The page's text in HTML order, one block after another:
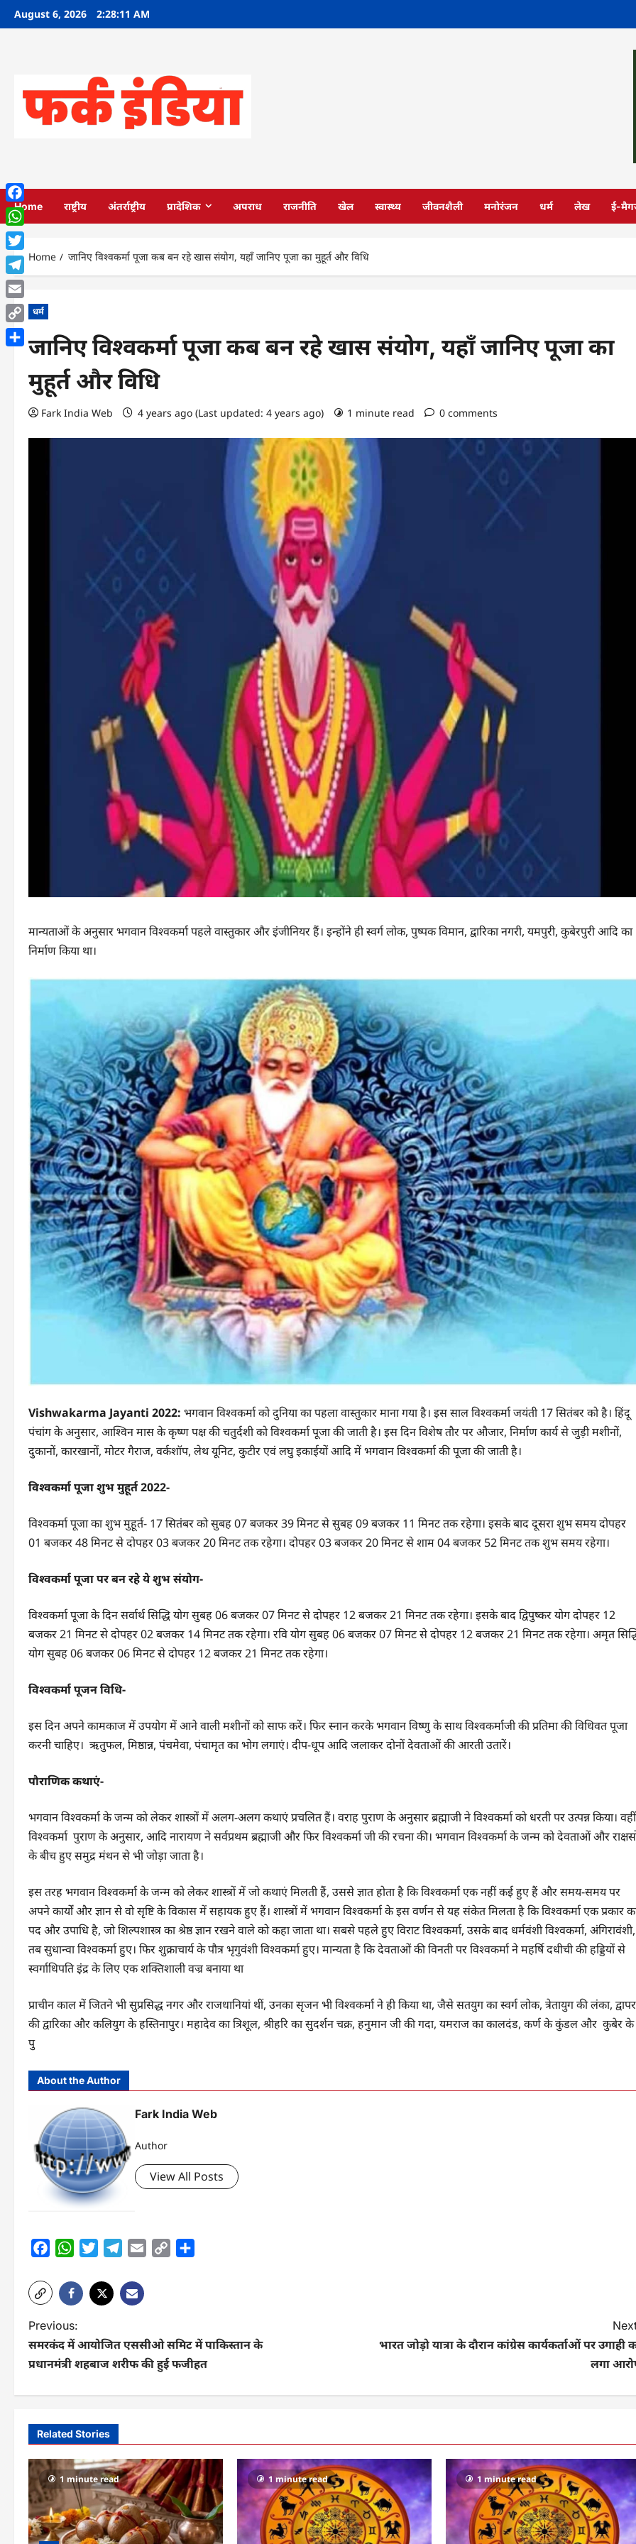
SkipAugust 6, 2026 2:28:13 AM
Home राष्ट्रीय अंतर्राष्ट्रीय प्रादेशिक अपराध राजनीति खेल स्वास्थ्य जीवनशैली मनोरंजन धर्म लेख ई-
Home जानिए विश्वकर्मा पूजा कब बन रहे खास संयोग, यहाँ जानिए पूजा का मुहूर्त और विधि
धर्म
जानिए विश्वकर्मा पूजा कब बन रहे खास संयोग, यहाँ जानिए पूजा का
मुहूर्त और विधि
Fark India Web 4 years ago (Last updated: 4 years ago) 1 minute read 0 comments
मान्यताओं के अनुसार भगवान विश्वकर्मा पहले वास्तुकार और इंजीनियर हैं। इन्होंने ही स्वर्ग लोक, पुष्पक विमान, द्वारिका नगरी, यमपुरी, कुबेरपुरी आदि का
निर्माण किया था।
Vishwakarma Jayanti 2022: भगवान विश्वकर्मा को दुनिया का पहला वास्तुकार माना गया है। इस साल विश्वकर्मा जयंती 17 सितंबर को है। हिंदू
पंचांग के अनुसार, आश्विन मास के कृष्ण पक्ष की चतुर्दशी को विश्वकर्मा पूजा की जाती है। इस दिन विशेष तौर पर औजार, निर्माण कार्य से जुड़ी मशीनों,
दुकानों, कारखानों, मोटर गैराज, वर्कशॉप, लेथ यूनिट, कुटीर एवं लघु इकाईयों आदि में भगवान विश्वकर्मा की पूजा की जाती है।
विश्वकर्मा पूजा शुभ मुहूर्त 2022-
विश्वकर्मा पूजा का शुभ मुहूर्त- 17 सितंबर को सुबह 07 बजकर 39 मिनट से सुबह 09 बजकर 11 मिनट तक रहेगा। इसके बाद दूसरा शुभ समय दोपहर
01 बजकर 48 मिनट से दोपहर 03 बजकर 20 मिनट तक रहेगा। दोपहर 03 बजकर 20 मिनट से शाम 04 बजकर 52 मिनट तक शुभ समय रहेगा।
विश्वकर्मा पूजा पर बन रहे ये शुभ संयोग-
विश्वकर्मा पूजा के दिन सर्वार्थ सिद्धि योग सुबह 06 बजकर 07 मिनट से दोपहर 12 बजकर 21 मिनट तक रहेगा। इसके बाद द्विपुष्कर योग दोपहर 12
बजकर 21 मिनट से दोपहर 02 बजकर 14 मिनट तक रहेगा। रवि योग सुबह 06 बजकर 07 मिनट से दोपहर 12 बजकर 21 मिनट तक रहेगा। अमृत
योग सुबह 06 बजकर 06 मिनट से दोपहर 12 बजकर 21 मिनट तक रहेगा।
विश्वकर्मा पूजन विधि-
इस दिन अपने कामकाज में उपयोग में आने वाली मशीनों को साफ करें। फिर स्नान करके भगवान विष्णु के साथ विश्वकर्माजी की प्रतिमा की विधिवत पूजा
करनी चाहिए। ऋतुफल, मिष्ठान्न, पंचमेवा, पंचामृत का भोग लगाएं। दीप-धूप आदि जलाकर दोनों देवताओं की आरती उतारें।
पौराणिक कथाएं-
भगवान विश्वकर्मा के जन्म को लेकर शास्त्रों में अलग-अलग कथाएं प्रचलित हैं। वराह पुराण के अनुसार ब्रह्माजी ने विश्वकर्मा को धरती पर उत्पन्न किया। वहीं
विश्वकर्मा पुराण के अनुसार, आदि नारायण ने सर्वप्रथम ब्रह्माजी और फिर विश्वकर्मा जी की रचना की। भगवान विश्वकर्मा के जन्म को देवताओं और
के बीच हुए समुद्र मंथन से भी जोड़ा जाता है।
इस तरह भगवान विश्वकर्मा के जन्म को लेकर शास्त्रों में जो कथाएं मिलती हैं, उससे ज्ञात होता है कि विश्वकर्मा एक नहीं कई हुए हैं और समय-समय पर
अपने कार्यों और ज्ञान से वो सृष्टि के विकास में सहायक हुए हैं। शास्त्रों में भगवान विश्वकर्मा के इस वर्णन से यह संकेत मिलता है कि विश्वकर्मा एक प्रकार
पद और उपाधि है, जो शिल्पशास्त्र का श्रेष्ठ ज्ञान रखने वाले को कहा जाता था। सबसे पहले हुए विराट विश्वकर्मा, उसके बाद धर्मवंशी विश्वकर्मा, अंगिरावंशी,
तब सुधान्वा विश्वकर्मा हुए। फिर शुक्राचार्य के पौत्र भृगुवंशी विश्वकर्मा हुए। मान्यता है कि देवताओं की विनती पर विश्वकर्मा ने महर्षि दधीची की हड्डियों से
स्वर्गाधिपति इंद्र के लिए एक शक्तिशाली वज्र बनाया था
प्राचीन काल में जितने भी सुप्रसिद्ध नगर और राजधानियां थीं, उनका सृजन भी विश्वकर्मा ने ही किया था, जैसे सतयुग का स्वर्ग लोक, त्रेतायुग की लंका, द्वापर
की द्वारिका और कलियुग के हस्तिनापुर। महादेव का त्रिशूल, श्रीहरि का सुदर्शन चक्र, हनुमान जी की गदा, यमराज का कालदंड, कर्ण के कुंडल और कुबेर के
पु
About the Author
Fark India Web
Author
View All Posts
FacebookWhatsAppTwitterTelegram
Email
Copy
P
o
n
a
v
i
g
Previous:
समरकंद में आयोजित एससीओ समिट में पाकिस्तान के
प्रधानमंत्री शहबाज शरीफ की हुई फजीहत
भारत जोड़ो यात्रा के दौरान कांग्रेस कार्यकर्ताओं पर उगाही
लगा
Related Stories
1 minute read 1 minute read 1 minute read
Facebook
WhatsApp
Twitter
Telegram
Email
Copy
Link
Share